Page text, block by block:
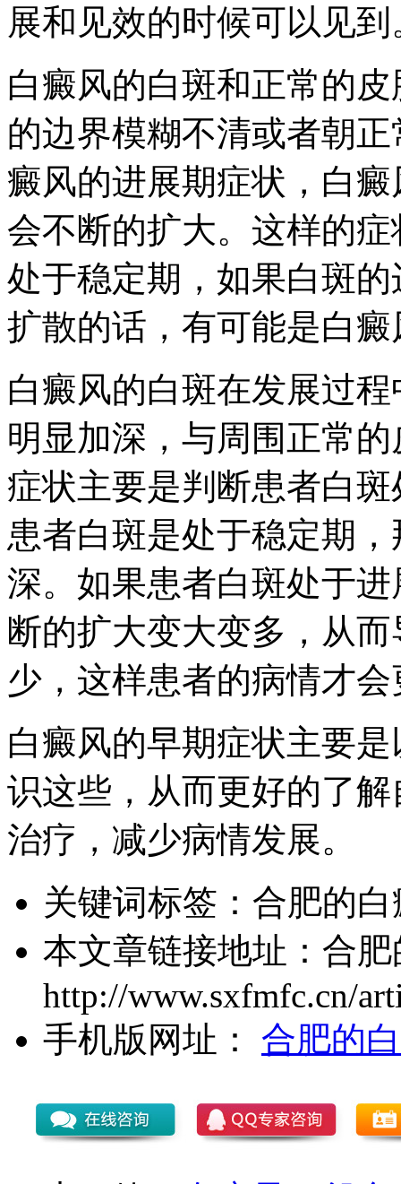
展和见效的时候可以见到
白癜风的白斑和正常的
的边界模糊不清或者朝
癜风的进展期症状，白
会不断的扩大。这样的
处于稳定期，如果白斑
扩散的话，有可能是白
白癜风的白斑在发展过
明显加深，与周围正常
症状主要是判断患者白
患者白斑是处于稳定期
深。如果患者白斑处于
断的扩大变大变多，从
少，这样患者的病情才
白癜风的早期症状主要
识这些，从而更好的了
治疗，减少病情发展。
关键词标签： 合肥的
本文章链接地址： 合
http://www.sxfmfc.cn/
手机版网址：
合肥的